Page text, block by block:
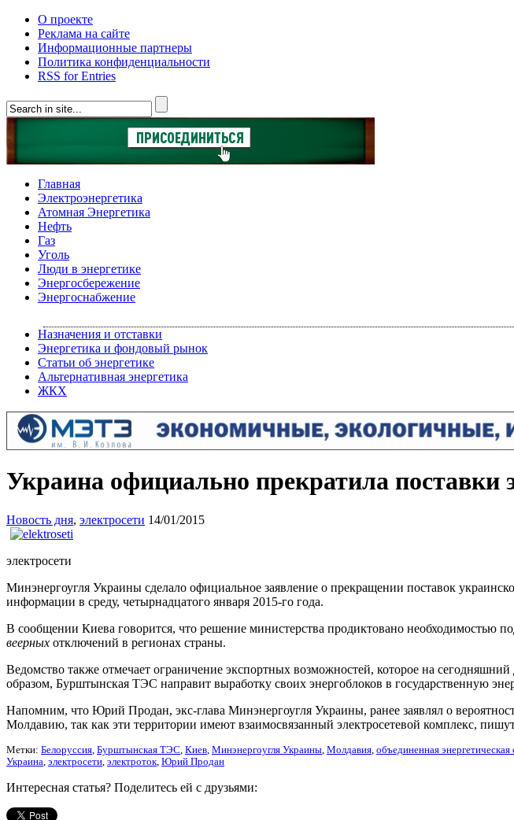
О проекте
Реклама на сайте
Информационные партнеры
Политика конфиденциальности
RSS for Entries
Главная
Электроэнергетика
Атомная Энергетика
Нефть
Газ
Уголь
Люди в энергетике
Энергосбережение
Энергоснабжение
Назначения и отставки
Энергетика и фондовый рынок
Статьи об энергетике
Альтернативная энергетика
ЖКХ
Украина официально прекратила
Новость дня, электросети 14/01/2015
электросети
Минэнергоугля Украины сделало официальное заявление о прекращении поставок
информации в среду, четырнадцатого января 2015-го года.
В сообщении Киева говорится, что решение министерства продиктовано необходимостью
веерных отключений в регионах страны.
Ведомство также отмечает ограничение экспортных возможностей, которое на
образом, Бурштынская ТЭС направит выработку своих энергоблоков в государственную
Напомним, что Юрий Продан, экс-глава Минэнергоугля Украины, ранее заявлял о
Молдавию, так как эти территории имеют взаимосвязанный электросетевой комплекс,
Метки: Белоруссия, Бурштынская ТЭС, Киев, Минэнергоугля Украины, Молдавия, объединенная энергетическая
Украина, электросети, электроток, Юрий Продан
Интересная статья? Поделитесь ей с друзьями: